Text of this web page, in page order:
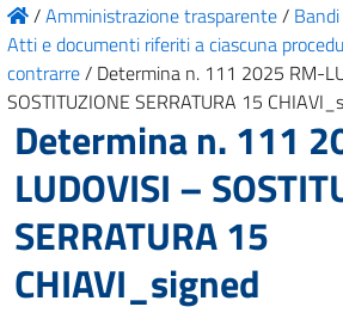
/Amministrazione trasparente/
Atti e documenti riferiti a ciascuna
contrarre/ Determina n. 111 2025 RM-
SOSTITUZIONE SERRATURA 15
Determina n. 111
LUDOVISI –
SERRATURA 15
CHIAVI_signed